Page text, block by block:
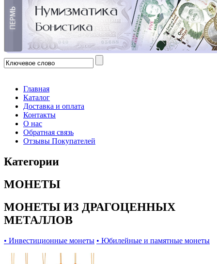
Главная
Каталог
Доставка и оплата
Контакты
О нас
Обратная связь
Отзывы Покупателей
Категории
МОНЕТЫ
МОНЕТЫ ИЗ ДРАГОЦЕННЫХ
МЕТАЛЛОВ
• Инвестиционные монеты • Юбилейные и памятные монеты